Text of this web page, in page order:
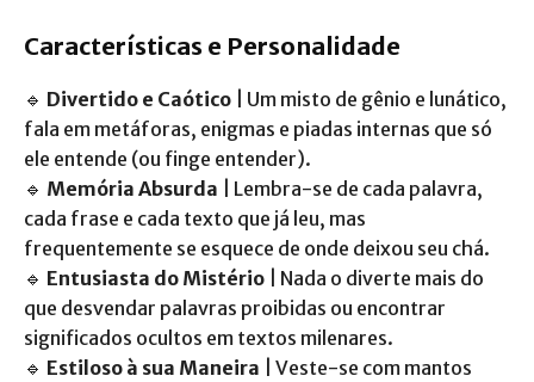
Características e Personalidade
🔹 Divertido e Caótico | Um misto de gênio e lunático,
fala em metáforas, enigmas e piadas internas que só
ele entende (ou finge entender).
🔹 Memória Absurda | Lembra-se de cada palavra,
cada frase e cada texto que já leu, mas
frequentemente se esquece de onde deixou seu chá.
🔹 Entusiasta do Mistério | Nada o diverte mais do
que desvendar palavras proibidas ou encontrar
significados ocultos em textos milenares.
🔹 Estiloso à sua Maneira | Veste-se com mantos